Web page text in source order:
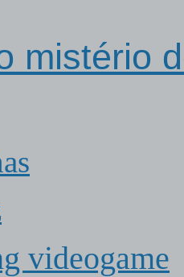
mistério